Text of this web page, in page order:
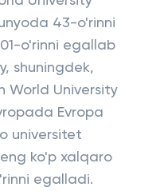
43-o'rinni
o'rinni egallab
shuningdek,
World University
Evropa
universitet
ko'p xalqaro
egalladi.